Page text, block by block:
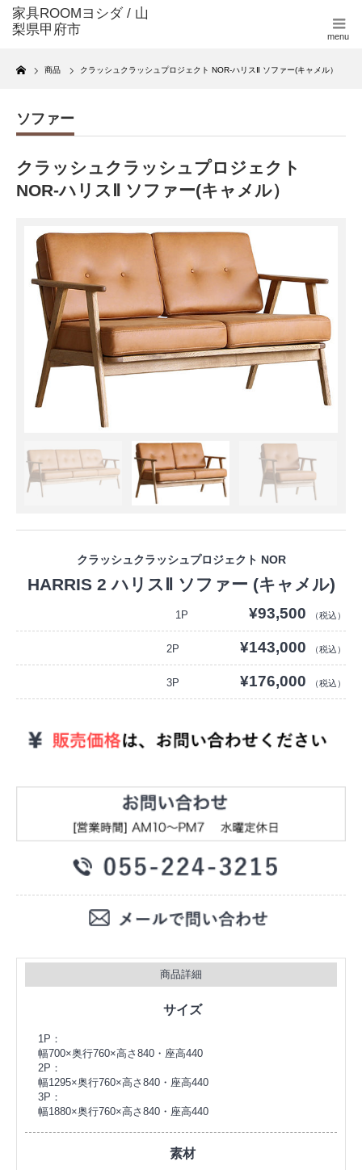
menu
Home
商品 クラッシュクラッシュプロジェクト NOR-ハリスⅡ ソファー(キャメル）
ソファー
クラッシュクラッシュプロジェクト
NOR-ハリスⅡ ソファー(キャメル）
クラッシュクラッシュプロジェクト NOR
HARRIS 2 ハリスⅡ ソファー (キャメル)
1P ¥93,500 （税込）
2P ¥143,000 （税込）
3P ¥176,000 （税込）
商品詳細
サイズ
1P：
幅700×奥行760×高さ840・座高440
2P：
幅1295×奥行760×高さ840・座高440
3P：
幅1880×奥行760×高さ840・座高440
素材